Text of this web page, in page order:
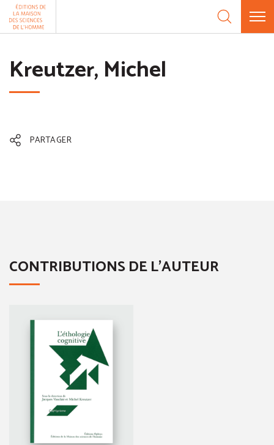
Aller au contenu
Kreutzer, Michel
PARTAGER
CONTRIBUTIONS DE L'AUTEUR
Panneau de gestion des cookies